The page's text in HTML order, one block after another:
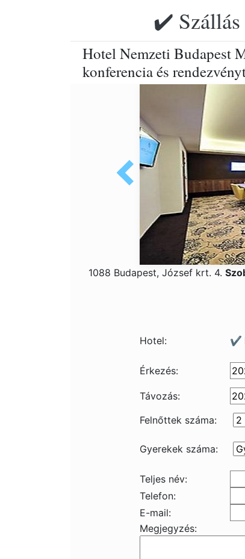
✔️ Szállás
Hotel Nemzeti Budapest
konferencia és
1088 Budapest, József krt. 4.
Hotel: ✔️
Érkezés:
Távozás:
Felnőttek száma:
Gyerekek száma:
Teljes név:
Telefon:
E-mail:
Megjegyzés: